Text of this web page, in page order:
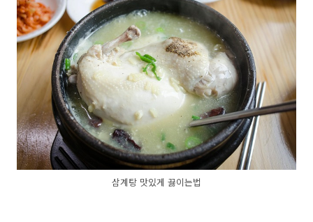
삼계탕 맛있게 끓이는법